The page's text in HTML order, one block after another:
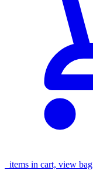
items in cart, view bag